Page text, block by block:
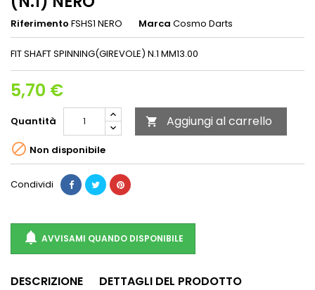
Riferimento FSHS1 NERO Marca Cosmo Darts
FIT SHAFT SPINNING(GIREVOLE) N.1 MM13.00
5,70 €
Quantità  Aggiungi al carrello
 Non disponibile
Condividi
 AVVISAMI QUANDO DISPONIBILE
DESCRIZIONE DETTAGLI DEL PRODOTTO